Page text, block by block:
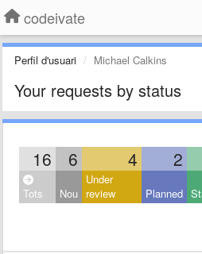
codeivate
Perfil d'usuari Michael Calkins
Your requests by status
16 6 4 2
Tots Nou
Under
review
Planned